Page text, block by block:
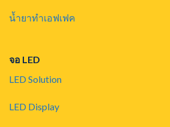
น้ำยาทำเอฟเฟค
จอ LED
LED Solution
LED Display